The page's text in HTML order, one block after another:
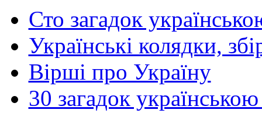
Сто загадок
Українські колядки,
Вірші про Україну
30 загадок